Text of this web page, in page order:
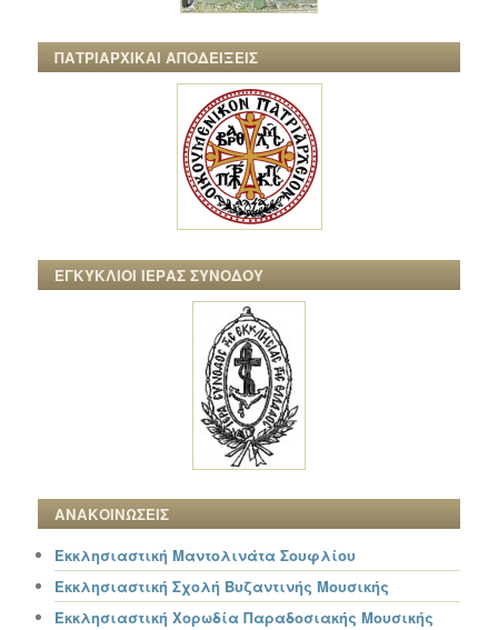
ΠΑΤΡΙΑΡΧΙΚΑΙ ΑΠΟΔΕΙΞΕΙΣ
ΕΓΚΥΚΛΙΟΙ ΙΕΡΑΣ ΣΥΝΟΔΟΥ
ΑΝΑΚΟΙΝΩΣΕΙΣ
Εκκλησιαστική Μαντολινάτα Σουφλίου
Εκκλησιαστική Σχολή Βυζαντινής Μουσικής
Εκκλησιαστική Χορωδία Παραδοσιακής Μουσικής